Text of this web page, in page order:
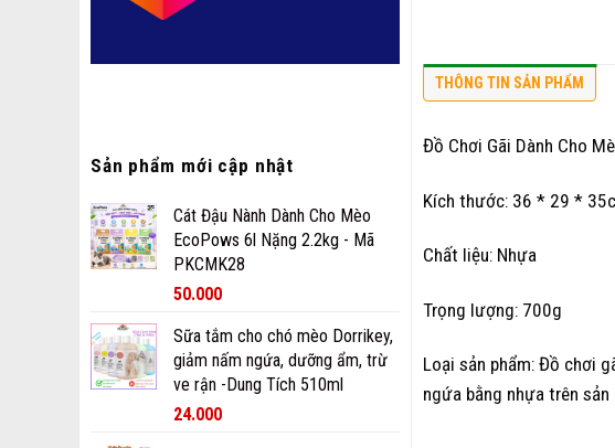
Sản phẩm mới cập nhật
Cát Đậu Nành Dành Cho Mèo
EcoPows 6l Nặng 2.2kg - Mã
PKCMK28
50.000
Sữa tắm cho chó mèo Dorrikey,
giảm nấm ngứa, dưỡng ẩm, trừ
ve rận -Dung Tích 510ml
24.000
THÔNG TIN SẢN PHẨM
Đồ Chơi Gãi Dành Cho
Kích thước: 36 * 29 *
Chất liệu: Nhựa
Trọng lượng: 700g
Loại sản phẩm: Đồ chơi
ngứa bằng nhựa trên sản